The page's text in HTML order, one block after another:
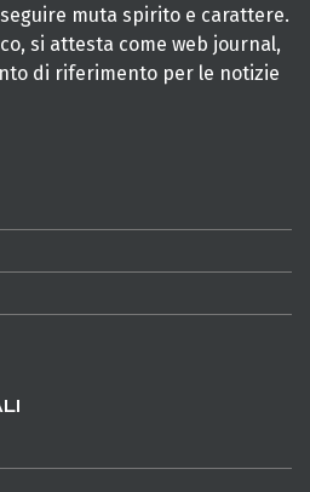
muta spirito e carattere.
si attesta come web journal,
di riferimento per le notizie